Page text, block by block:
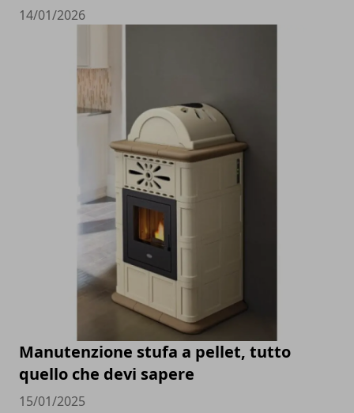
14/01/2026
Manutenzione stufa a pellet, tutto
quello che devi sapere
15/01/2025